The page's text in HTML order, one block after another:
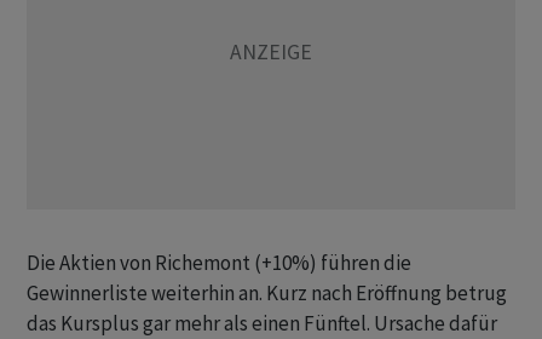
Die Aktien von Richemont (+10%) führen die
Gewinnerliste weiterhin an. Kurz nach Eröffnung betrug
das Kursplus gar mehr als einen Fünftel. Ursache dafür